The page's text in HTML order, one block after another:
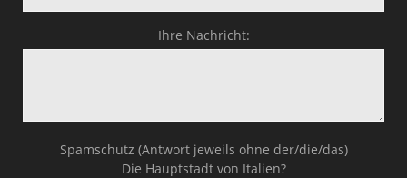
Ihre Nachricht:
Spamschutz (Antwort jeweils ohne der/die/das)
Die Hauptstadt von Italien?